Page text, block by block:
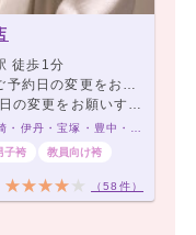
徒歩1分
るお時間が発生する場合がございます）
るお時間が発生する場合がございます）
子袴 教員向け袴
（58件）